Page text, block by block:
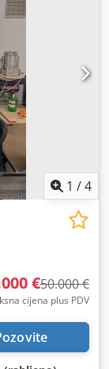
1 /4
€50.000 €
cijena plus PDV